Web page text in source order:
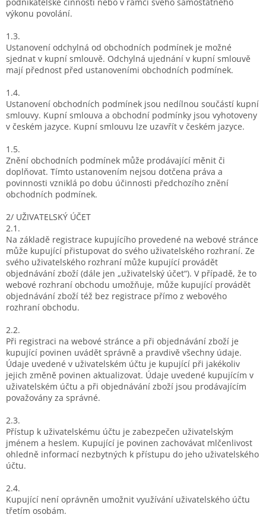
podnikatelské činnosti nebo v rámci svého samostatného
výkonu povolání.
1.3.
Ustanovení odchylná od obchodních podmínek je možné
sjednat v kupní smlouvě. Odchylná ujednání v kupní smlouvě
mají přednost před ustanoveními obchodních podmínek.
1.4.
Ustanovení obchodních podmínek jsou nedílnou součástí kupní
smlouvy. Kupní smlouva a obchodní podmínky jsou vyhotoveny
v českém jazyce. Kupní smlouvu lze uzavřít v českém jazyce.
1.5.
Znění obchodních podmínek může prodávající měnit či
doplňovat. Tímto ustanovením nejsou dotčena práva a
povinnosti vzniklá po dobu účinnosti předchozího znění
obchodních podmínek.
2/ UŽIVATELSKÝ ÚČET
2.1.
Na základě registrace kupujícího provedené na webové stránce
může kupující přistupovat do svého uživatelského rozhraní. Ze
svého uživatelského rozhraní může kupující provádět
objednávání zboží (dále jen „uživatelský účet“). V případě, že to
webové rozhraní obchodu umožňuje, může kupující provádět
objednávání zboží též bez registrace přímo z webového
rozhraní obchodu.
2.2.
Při registraci na webové stránce a při objednávání zboží je
kupující povinen uvádět správně a pravdivě všechny údaje.
Údaje uvedené v uživatelském účtu je kupující při jakékoliv
jejich změně povinen aktualizovat. Údaje uvedené kupujícím v
uživatelském účtu a při objednávání zboží jsou prodávajícím
považovány za správné.
2.3.
Přístup k uživatelskému účtu je zabezpečen uživatelským
jménem a heslem. Kupující je povinen zachovávat mlčenlivost
ohledně informací nezbytných k přístupu do jeho uživatelského
účtu.
2.4.
Kupující není oprávněn umožnit využívání uživatelského účtu
třetím osobám.